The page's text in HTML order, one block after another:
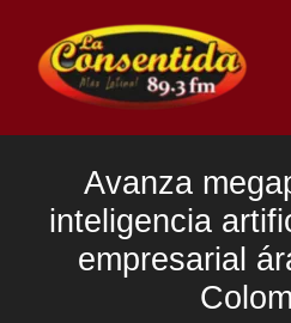
contenido
Avanza
inteligencia
empresarial